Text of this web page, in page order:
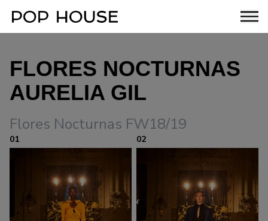
FLORES NOCTURNAS
AURELIA GIL
Flores Nocturnas FW18/19
01 02